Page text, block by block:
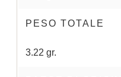
PESO TOTALE
3.22 gr.